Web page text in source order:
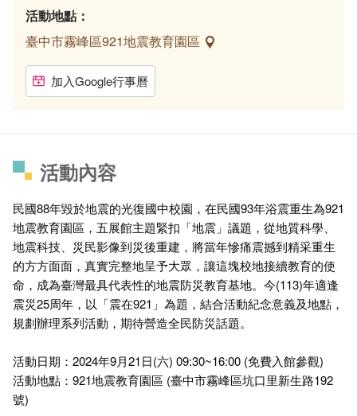
活動地點：
臺中市霧峰區921地震教育園區
加入Google行事曆
活動內容
民國88年毀於地震的光復國中校園，在民國93年浴震重生為921
地震教育園區，五展館主題緊扣「地震」議題，從地質科學、
地震科技、災民影像到災後重建，將當年慘痛震撼到精采重生
的方方面面，真實完整地呈予大眾，讓這塊校地接續教育的使
命，成為臺灣最具代表性的地震防災教育基地。今(113)年適逢
震災25周年，以「震在921」為題，結合活動紀念意義及地點，
規劃辦理系列活動，期待營造全民防災話題。
活動日期：2024年9月21日(六) 09:30~16:00 (免費入館參觀)
活動地點：921地震教育園區 (臺中市霧峰區坑口里新生路192
號)